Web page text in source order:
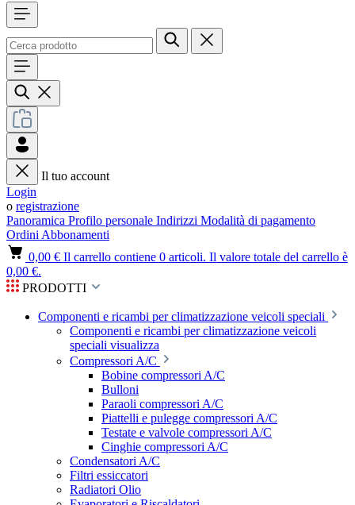
Il tuo account
Login
o registrazione
Panoramica Profilo personale Indirizzi Modalità di pagamento
Ordini Abbonamenti
0,00 € Il carrello contiene 0 articoli. Il valore totale del carrello è
0,00 €.
PRODOTTI
Componenti e ricambi per climatizzazione veicoli speciali
Componenti e ricambi per climatizzazione veicoli
speciali visualizza
Compressori A/C
Bobine compressori A/C
Bulloni
Paraoli compressori A/C
Piattelli e pulegge compressori A/C
Testate e valvole compressori A/C
Cinghie compressori A/C
Condensatori A/C
Filtri essiccatori
Radiatori Olio